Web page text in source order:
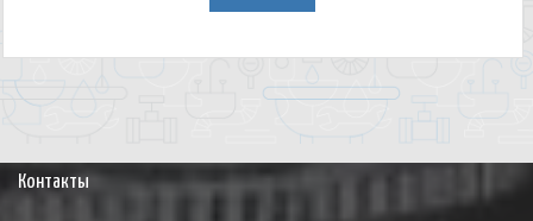
Контакты